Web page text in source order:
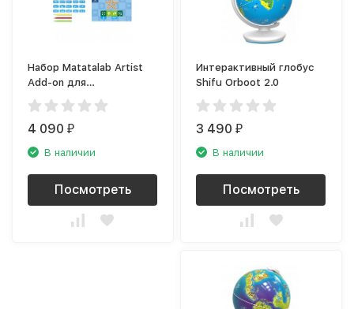
Набор Matatalab Artist
Add-on для
программирования
рисования
4 090₽
В наличии
Посмотреть
Интерактивный глобус
Shifu Orboot 2.0
3 490₽
В наличии
Посмотреть